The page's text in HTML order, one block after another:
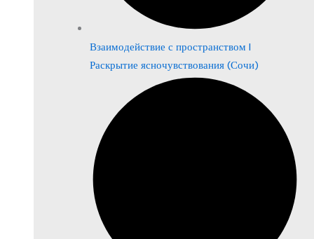
Взаимодействие с пространством |
Раскрытие ясночувствования (Сочи)